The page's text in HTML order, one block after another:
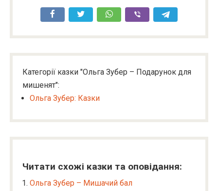
Категорії казки "Ольга Зубер – Подарунок для
мишенят":
Ольга Зубер: Казки
Читати схожі казки та оповідання:
Ольга Зубер – Мишачий бал